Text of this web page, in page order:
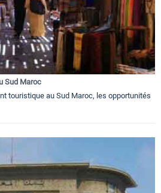
Sud Maroc
touristique au Sud Maroc, les opportunités